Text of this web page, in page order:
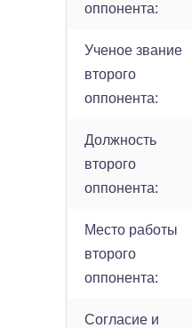
оппонента:
Ученое звание
второго
оппонента:
Должность
второго
оппонента:
Место работы
второго
оппонента:
Согласие и